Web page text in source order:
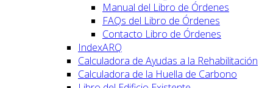
Manual del Libro de Órdenes
FAQs del Libro de Órdenes
Contacto Libro de Órdenes
IndexARQ
Calculadora de Ayudas a la Rehabilitación
Calculadora de la Huella de Carbono